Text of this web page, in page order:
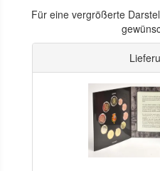
Für eine vergrößerte